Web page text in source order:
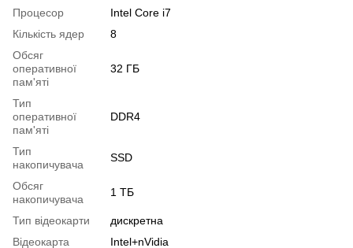
Процесор
Intel Core i7
Кількість ядер
8
Обсяг
оперативної
пам'яті
32 ГБ
Тип
оперативної
пам'яті
DDR4
Тип
накопичувача
SSD
Обсяг
накопичувача
1 ТБ
Тип відеокарти
дискретна
Відеокарта
Intel+nVidia